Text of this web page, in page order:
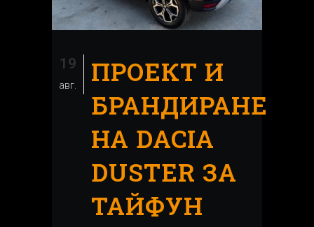
19
авг.
ПРОЕКТ И
БРАНДИРАНЕ
НА DACIA
DUSTER ЗА
ТАЙФУН